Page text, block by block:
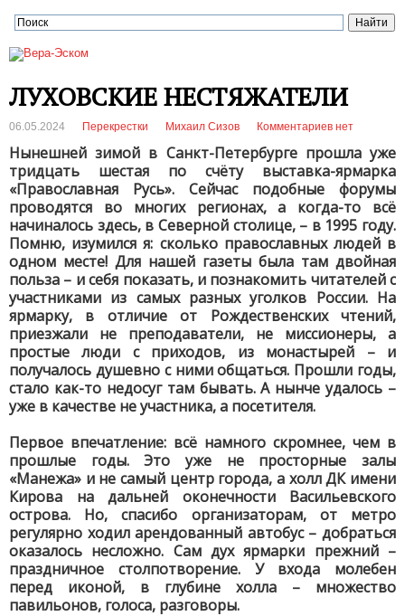
ЛУХОВСКИЕ НЕСТЯЖАТЕЛИ
06.05.2024 Перекрестки Михаил Сизов Комментариев нет
Нынешней зимой в Санкт-Петербурге прошла уже
тридцать шестая по счёту выставка-ярмарка
«Православная Русь». Сейчас подобные форумы
проводятся во многих регионах, а когда-то всё
начиналось здесь, в Северной столице, – в 1995 году.
Помню, изумился я: сколько православных людей в
одном месте! Для нашей газеты была там двойная
польза – и себя показать, и познакомить читателей с
участниками из самых разных уголков России. На
ярмарку, в отличие от Рождественских чтений,
приезжали не преподаватели, не миссионеры, а
простые люди с приходов, из монастырей – и
получалось душевно с ними общаться. Прошли годы,
стало как-то недосуг там бывать. А нынче удалось –
уже в качестве не участника, а посетителя.
Первое впечатление: всё намного скромнее, чем в
прошлые годы. Это уже не просторные залы
«Манежа» и не самый центр города, а холл ДК имени
Кирова на дальней оконечности Васильевского
острова. Но, спасибо организаторам, от метро
регулярно ходил арендованный автобус – добраться
оказалось несложно. Сам дух ярмарки прежний –
праздничное столпотворение. У входа молебен
перед иконой, в глубине холла – множество
павильонов, голоса, разговоры.